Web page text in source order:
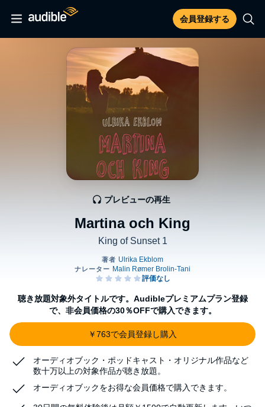
会員登録する
Martina och King
King of Sunset 1
プレビューの再生
聴き放題対象外タイトルです。Audibleプレミアムプラン登録
で、非会員価格の30％OFFで購入できます。
￥763で会員登録し購入
オーディオブック・ポッドキャスト・オリジナル作品など
数十万以上の対象作品が聴き放題。
オーディオブックをお得な会員価格で購入できます。